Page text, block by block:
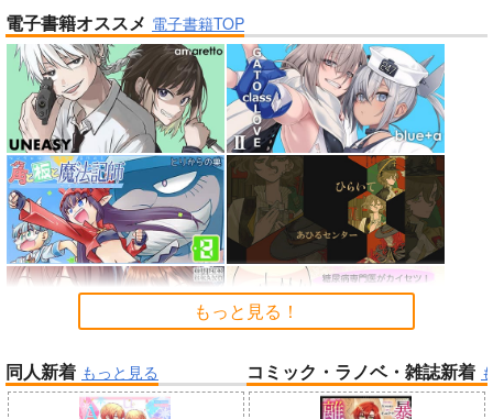
よくある令嬢転生だと思ったのに 5
孤独だった国民的美少女の妹を一晩
泊めたら懐かれた
人狼機ウィンヴルガ ー叛逆篇ー 5
魔王マーラ煩悩学園 ～勇者、教師に 時々ボソッとロシア語でデレる勇者
のアーリャさん
「ポケモン feat. 初音ミク VO
LTAGE Live！」Blu-ray特装
盤
「少女☆歌劇 レヴュースタァ
ライト」スペシャルライブ “St
arry Horizon” Blu-ray(初回限
定版)
アイドルマスター ミリオンラ
電子書籍オススメ 電子書籍TOP
もっと見る！
同人新着 もっと見る コミック・ラノベ・雑誌新着